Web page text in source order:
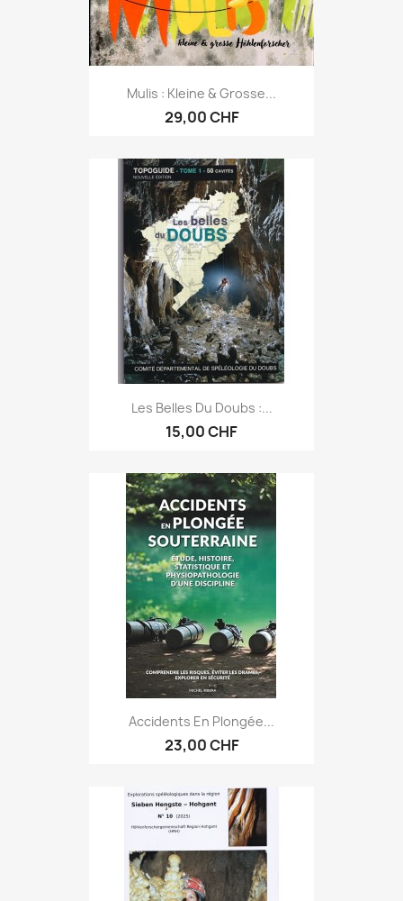
Mulis : Kleine & Grosse...
29,00 CHF
Les Belles Du Doubs :...
15,00 CHF
Accidents En Plongée...
23,00 CHF